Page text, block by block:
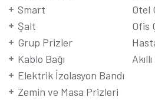
Smart
Şalt
Grup Prizler
Kablo Bağı
Elektrik İzolasyon Bandı
Zemin ve Masa Prizleri
Otel
Ofis